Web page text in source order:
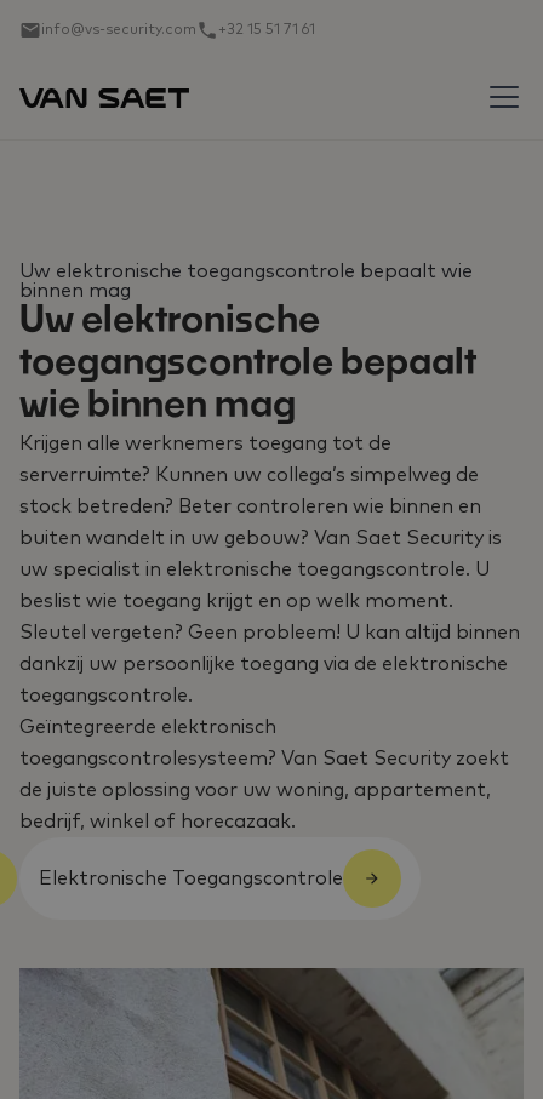
info@vs-security.com +32 15 51 71 61
Uw elektronische toegangscontrole bepaalt wie
binnen mag
Uw elektronische
toegangscontrole bepaalt
wie binnen mag
Krijgen alle werknemers toegang tot de
serverruimte? Kunnen uw collega’s simpelweg de
stock betreden? Beter controleren wie binnen en
buiten wandelt in uw gebouw? Van Saet Security is
uw specialist in elektronische toegangscontrole. U
beslist wie toegang krijgt en op welk moment.
Sleutel vergeten? Geen probleem! U kan altijd binnen
dankzij uw persoonlijke toegang via de elektronische
toegangscontrole.
Geïntegreerde elektronisch
toegangscontrolesysteem? Van Saet Security zoekt
de juiste oplossing voor uw woning, appartement,
bedrijf, winkel of horecazaak.
Elektronische Toegangscontrole